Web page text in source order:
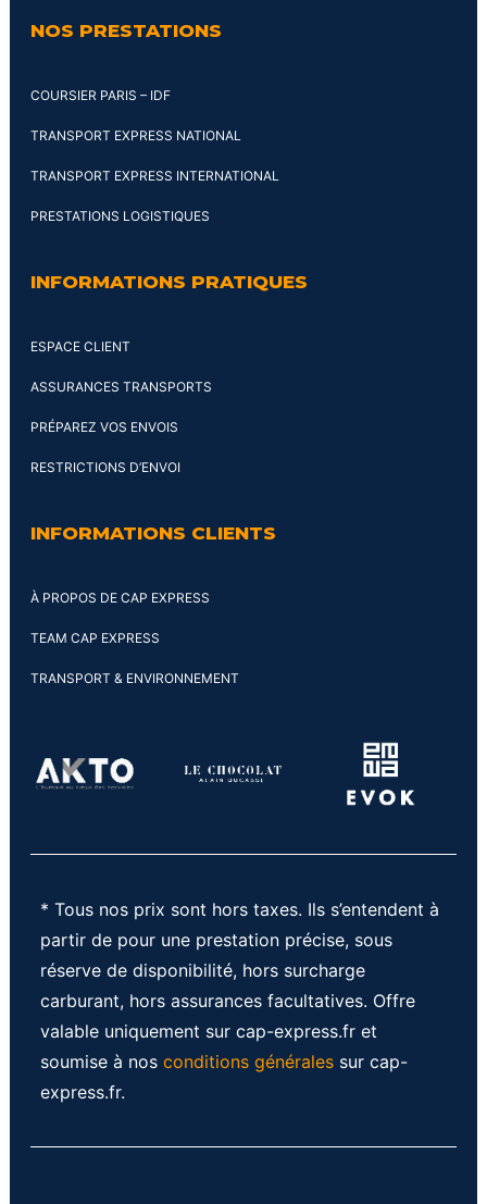
NOS PRESTATIONS
COURSIER PARIS – IDF
TRANSPORT EXPRESS NATIONAL
TRANSPORT EXPRESS INTERNATIONAL
PRESTATIONS LOGISTIQUES
INFORMATIONS PRATIQUES
ESPACE CLIENT
ASSURANCES TRANSPORTS
PRÉPAREZ VOS ENVOIS
RESTRICTIONS D’ENVOI
INFORMATIONS CLIENTS
À PROPOS DE CAP EXPRESS
TEAM CAP EXPRESS
TRANSPORT & ENVIRONNEMENT
* Tous nos prix sont hors taxes. Ils s’entendent à
partir de pour une prestation précise, sous
réserve de disponibilité, hors surcharge
carburant, hors assurances facultatives. Offre
valable uniquement sur cap-express.fr et
soumise à nos conditions générales sur cap-
express.fr.